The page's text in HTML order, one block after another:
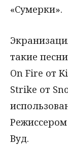
«Сумерки».
такие
On Fire от
Strike от
Вуд.